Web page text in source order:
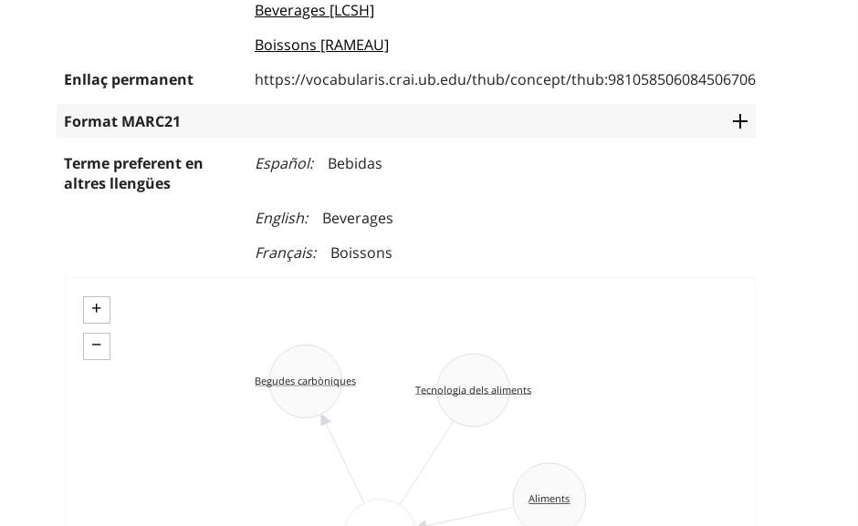
Beverages [LCSH]
Boissons [RAMEAU]
Enllaç permanent
https://vocabularis.crai.ub.edu/thub/concept/thub:981058506084506706
Format MARC21
Terme preferent en
altres llengües
Español Bebidas
English
Beverages
Français
Boissons
+
−
Tecnologia dels aliments
Aliments
Begudes carbòniques